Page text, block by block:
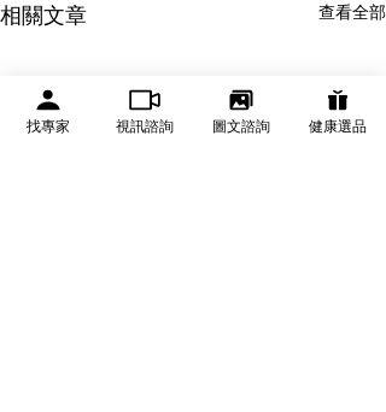
相關文章 查看全部
找專家 視訊諮詢 圖文諮詢 健康選品